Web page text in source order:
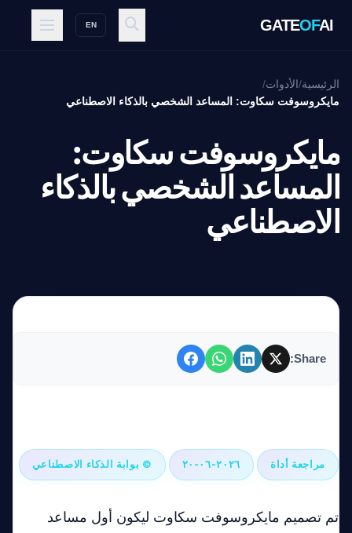
GATEOFAI
EN
الرئيسية/ الأدوات/
مايكروسوفت سكاوت: المساعد الشخصي بالذكاء الاصطناعي
مايكروسوفت سكاوت:
المساعد الشخصي بالذكاء
الاصطناعي
Share:
مراجعة أداة ٢٠٢٦-٠٦-٢٠ © بوابة الذكاء الاصطناعي
تم تصميم مايكروسوفت سكاوت ليكون أول مساعد